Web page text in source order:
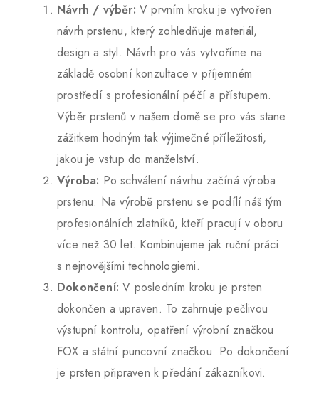
Návrh / výběr: V prvním kroku je vytvořen
návrh prstenu, který zohledňuje materiál,
design a styl. Návrh pro vás vytvoříme na
základě osobní konzultace v příjemném
prostředí s profesionální péčí a přístupem.
Výběr prstenů v našem domě se pro vás stane
zážitkem hodným tak výjimečné příležitosti,
jakou je vstup do manželství.
Výroba: Po schválení návrhu začíná výroba
prstenu. Na výrobě prstenu se podílí náš tým
profesionálních zlatníků, kteří pracují v oboru
více než 30 let. Kombinujeme jak ruční práci
s nejnovějšími technologiemi.
Dokončení: V posledním kroku je prsten
dokončen a upraven. To zahrnuje pečlivou
výstupní kontrolu, opatření výrobní značkou
FOX a státní puncovní značkou. Po dokončení
je prsten připraven k předání zákazníkovi.